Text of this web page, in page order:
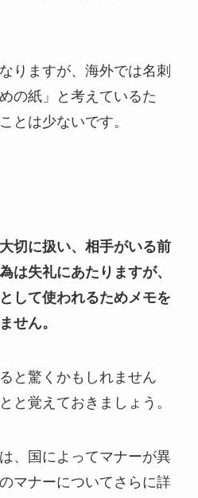
りますが、海外では名刺
の紙」と考えているた
とは少ないです。
切に扱い、相手がいる前
は失礼にあたりますが、
して使われるためメモを
せん。
と驚くかもしれません
と覚えておきましょう。
、国によってマナーが異
マナーについてさらに詳